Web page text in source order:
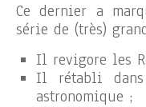
Ce dernier a
série de (très)
Il revigore les
Il rétabli dans
astronomique ;